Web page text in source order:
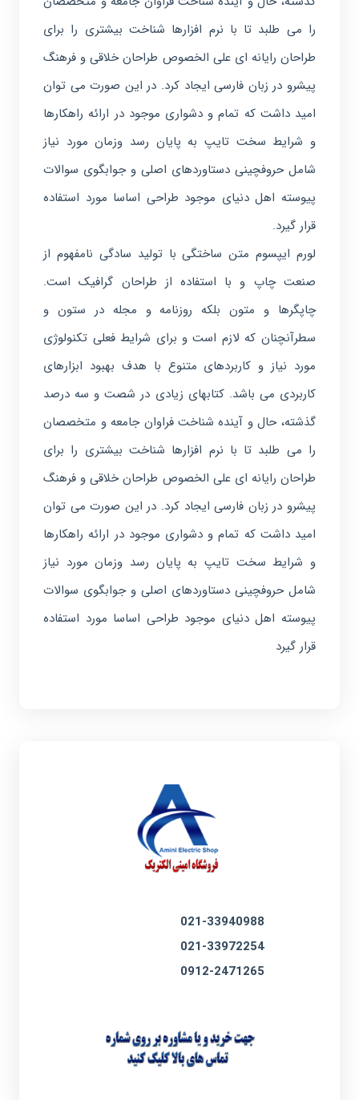
را می طلبد تا با نرم افزارها شناخت بیشتری را برای
طراحان رایانه ای علی الخصوص طراحان خلاقی و فرهنگ
پیشرو در زبان فارسی ایجاد کرد. در این صورت می توان
امید داشت که تمام و دشواری موجود در ارائه راهکارها
و شرایط سخت تایپ به پایان رسد وزمان مورد نیاز
شامل حروفچینی دستاوردهای اصلی و جوابگوی سوالات
پیوسته اهل دنیای موجود طراحی اساسا مورد استفاده
قرار گیرد.
لورم ایپسوم متن ساختگی با تولید سادگی نامفهوم از
صنعت چاپ و با استفاده از طراحان گرافیک است.
چاپگرها و متون بلکه روزنامه و مجله در ستون و
سطرآنچنان که لازم است و برای شرایط فعلی تکنولوژی
مورد نیاز و کاربردهای متنوع با هدف بهبود ابزارهای
کاربردی می باشد. کتابهای زیادی در شصت و سه درصد
گذشته، حال و آینده شناخت فراوان جامعه و متخصصان
را می طلبد تا با نرم افزارها شناخت بیشتری را برای
طراحان رایانه ای علی الخصوص طراحان خلاقی و فرهنگ
پیشرو در زبان فارسی ایجاد کرد. در این صورت می توان
امید داشت که تمام و دشواری موجود در ارائه راهکارها
و شرایط سخت تایپ به پایان رسد وزمان مورد نیاز
شامل حروفچینی دستاوردهای اصلی و جوابگوی سوالات
پیوسته اهل دنیای موجود طراحی اساسا مورد استفاده
قرار گیرد
021-33940988
021-33972254
0912-2471265